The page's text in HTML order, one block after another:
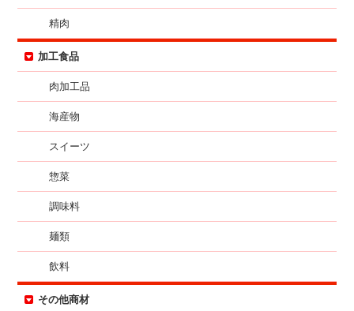
精肉
加工食品
肉加工品
海産物
スイーツ
惣菜
調味料
麺類
飲料
その他商材